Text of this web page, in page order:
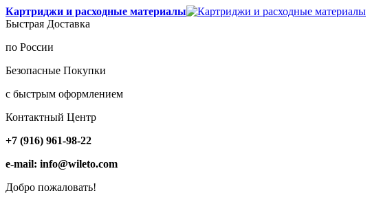
Картриджи и расходные материалы
Быстрая Доставка
по России
Безопасные Покупки
с быстрым оформлением
Контактный Центр
+7 (916) 961-98-22
e-mail: info@wileto.com
Добро пожаловать!